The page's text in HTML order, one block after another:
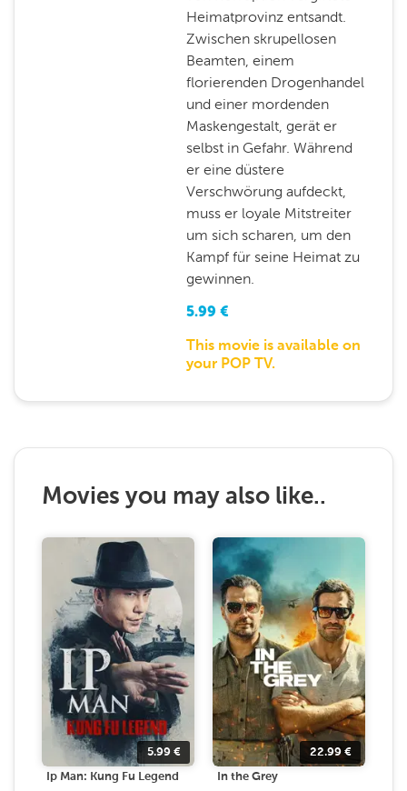
Heimatprovinz entsandt.
Zwischen skrupellosen
Beamten, einem
florierenden Drogenhandel
und einer mordenden
Maskengestalt, gerät er
selbst in Gefahr. Während
er eine düstere
Verschwörung aufdeckt,
muss er loyale Mitstreiter
um sich scharen, um den
Kampf für seine Heimat zu
gewinnen.
5.99 €
This movie is available on
your POP TV.
Movies you may also like..
5.99 €
Ip Man: Kung Fu Legend
22.99 €
In the Grey